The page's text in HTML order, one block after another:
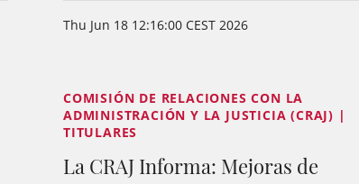
Thu Jun 18 12:16:00 CEST 2026
COMISIÓN DE RELACIONES CON LA
ADMINISTRACIÓN Y LA JUSTICIA (CRAJ) |
TITULARES
La CRAJ Informa: Mejoras de